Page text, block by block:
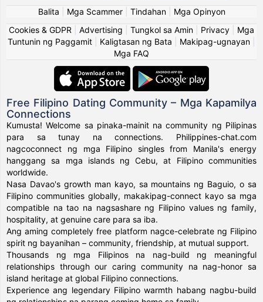
Balita Mga Scammer| Tindahan| Mga Opinyon
Cookies & GDPR
Advertising Tungkol sa Amin Privacy
Mga
Tuntunin ng Paggamit
Kaligtasan ng Bata Makipag-ugnayan
Mga FAQ
Free Filipino Dating Community – Mga Kapamilya
Connections
Kumusta! Welcome sa pinaka-mainit na community ng Pilipinas
para sa tunay na connections. Philippines-chat.com
nagcoconnect ng mga Filipino singles from Manila's energy
hanggang sa mga islands ng Cebu, at Filipino communities
worldwide.
Nasa Davao's growth man kayo, sa mountains ng Baguio, o sa
Filipino communities globally, makakipag-connect kayo sa mga
compatible na tao na nagsashare ng Filipino values ng family,
hospitality, at genuine care para sa iba.
Ang aming completely free platform nagce-celebrate ng Filipino
spirit ng bayanihan – community, friendship, at mutual support.
Thousands ng mga Filipinos na nag-build ng meaningful
relationships through our caring community na nag-honor sa
island heritage at global Filipino connections.
Experience ang legendary Filipino warmth habang nagbu-build